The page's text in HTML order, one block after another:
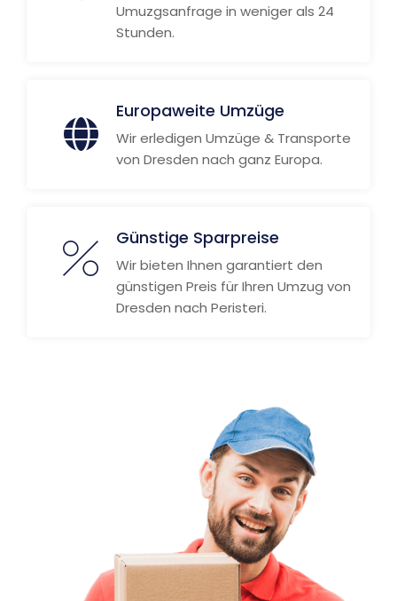
Umuzgsanfrage in weniger als 24
Stunden.
Europaweite Umzüge
Wir erledigen Umzüge & Transporte
von Dresden nach ganz Europa.
Günstige Sparpreise
Wir bieten Ihnen garantiert den
günstigen Preis für Ihren Umzug von
Dresden nach Peristeri.